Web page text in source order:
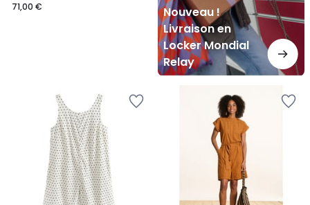
71,00 €
Nouveau !
Livraison en
Locker Mondial
Relay